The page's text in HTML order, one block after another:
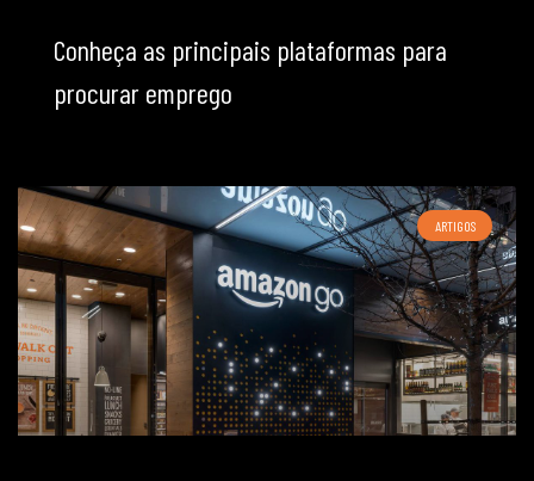
Conheça as principais plataformas para
procurar emprego
ARTIGOS